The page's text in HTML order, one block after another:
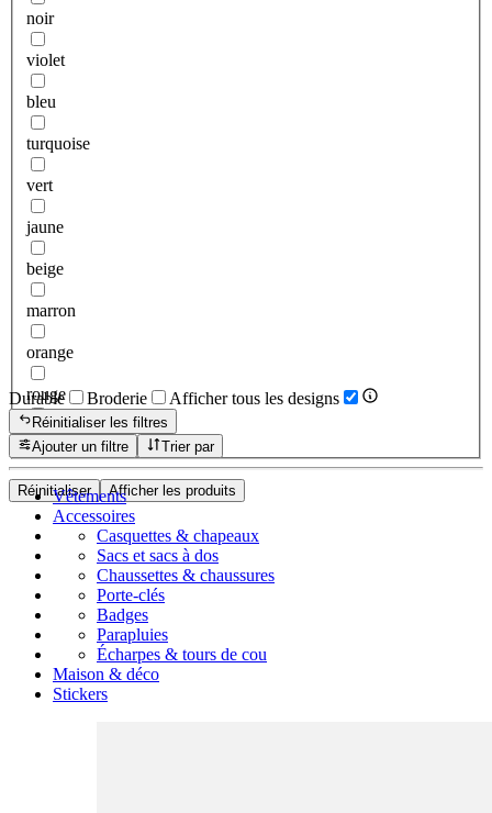
noir
violet
bleu
turquoise
vert
jaune
beige
marron
orange
rouge
rose
Réinitialiser Afficher les produits
Durable Broderie Afficher tous les designs
Réinitialiser les filtres
Ajouter un filtre
Trier par
Vêtements
Accessoires
Casquettes & chapeaux
Sacs et sacs à dos
Chaussettes & chaussures
Porte-clés
Badges
Parapluies
Écharpes & tours de cou
Maison & déco
Stickers